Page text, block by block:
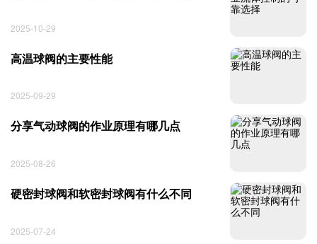
2025-10-29
高温球阀的主要性能
2025-09-29
分享气动球阀的作业原理有哪几点
2025-08-26
硬密封球阀和软密封球阀有什么不同
2025-07-24